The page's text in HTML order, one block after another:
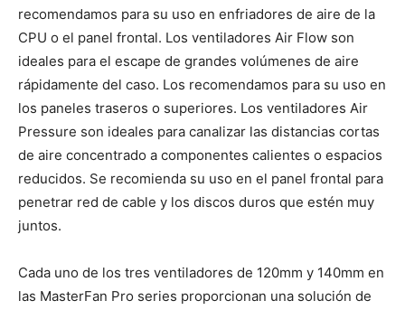
recomendamos para su uso en enfriadores de aire de la
CPU o el panel frontal. Los ventiladores Air Flow son
ideales para el escape de grandes volúmenes de aire
rápidamente del caso. Los recomendamos para su uso en
los paneles traseros o superiores. Los ventiladores Air
Pressure son ideales para canalizar las distancias cortas
de aire concentrado a componentes calientes o espacios
reducidos. Se recomienda su uso en el panel frontal para
penetrar red de cable y los discos duros que estén muy
juntos.
Cada uno de los tres ventiladores de 120mm y 140mm en
las MasterFan Pro series proporcionan una solución de